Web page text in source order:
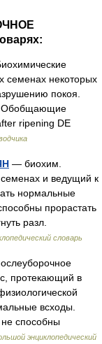
семенах некоторых
покоя.
Обобщающие
ripening DE
— биохим.
и ведущий к
нормальные
прорастать
разл.
словарь
протекающий в
всходы.
способны
энциклопедический